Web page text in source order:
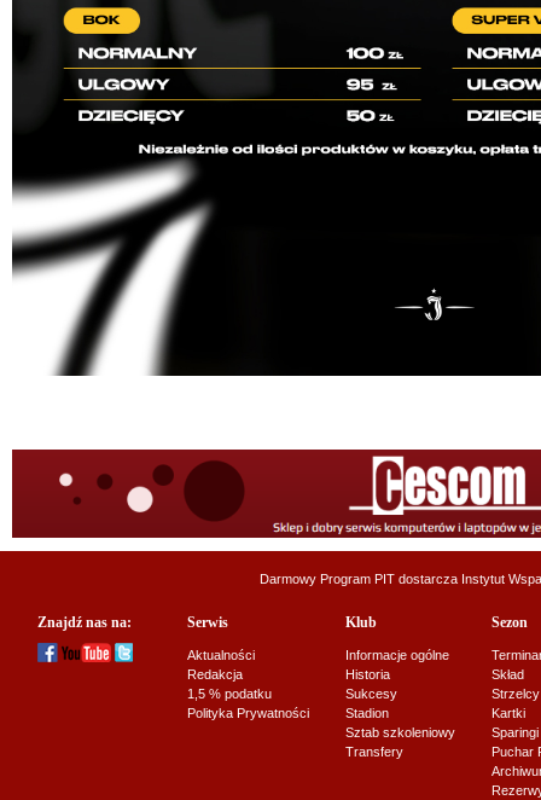
Darmowy Program PIT dostarcza Instytut
Znajdź nas na: Serwis
Aktualności
Redakcja
1,5 % podatku
Polityka Prywatności
Klub
Informacje ogólne
Historia
Sukcesy
Stadion
Sztab szkoleniowy
Transfery
Sezon
Skład
Strzelcy
Kartki
Sparingi
Puchar